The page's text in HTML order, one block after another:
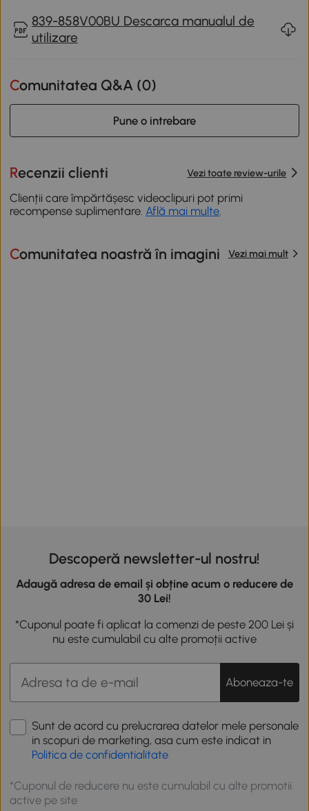
839-858V00BU Descarca manualul de
utilizare
Comunitatea Q&A (0)
Pune o intrebare
Recenzii clienti Vezi toate review-urile
Clienții care împărtășesc videoclipuri pot primi
recompense suplimentare. Află mai multe.
Comunitatea noastră în imagini Vezi mai mult
Descoperă newsletter-ul nostru!
Adaugă adresa de email și obține acum o reducere de
30 Lei!
*Cuponul poate fi aplicat la comenzi de peste 200 Lei și
nu este cumulabil cu alte promoții active
Aboneaza-te
Sunt de acord cu prelucrarea datelor mele personale
in scopuri de marketing, asa cum este indicat in
Politica de confidentialitate
*Cuponul de reducere nu este cumulabil cu alte promotii
active pe site